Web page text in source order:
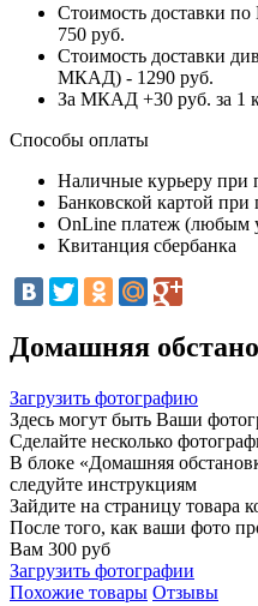
Стоимость доставки
750 руб.
Стоимость доставки
МКАД) - 1290 руб.
За МКАД +30 руб. за 1
Способы оплаты
Наличные курьеру при
Банковской картой при
OnLine платеж (любым
Квитанция сбербанка
Домашняя
Загрузить фотографию
Здесь могут быть Ваши
Сделайте несколько
В блоке «Домашняя
следуйте инструкциям
Зайдите на страницу товара
После того, как ваши фото
Вам 300 руб
Загрузить фотографии
Похожие товары Отзывы